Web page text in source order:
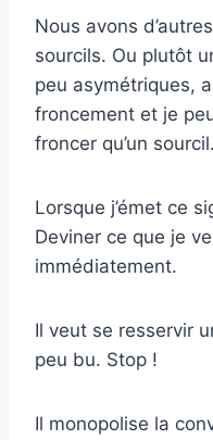
Nous avons
sourcils. Ou plutôt
peu asymétriques,
froncement et je
froncer qu’un sourcil.
Lorsque j’émet ce
Deviner ce que je
immédiatement.
Il veut se resservir
peu bu. Stop !
Il monopolise la